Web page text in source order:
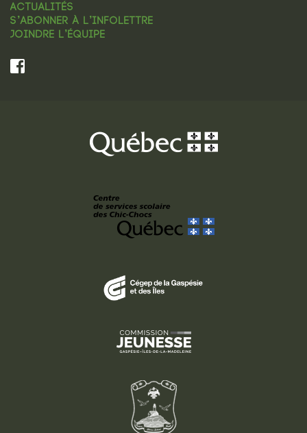
ACTUALITÉS
S’ABONNER À L’INFOLETTRE
JOINDRE L’ÉQUIPE